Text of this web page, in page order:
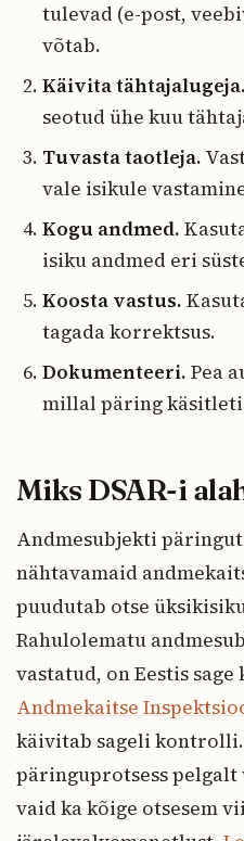
tulevad (e-post,
võtab.
Käivita tähtajalugeja.
seotud ühe kuu
Tuvasta taotleja.
vale isikule
Kogu andmed.
isiku andmed eri
Koosta vastus.
tagada korrektsus.
Dokumenteeri. Pea
millal päring
Miks DSAR-i
Andmesubjekti
nähtavamaid
puudutab otse
Rahulolematu
vastatud, on Eestis sage
Andmekaitse
käivitab sageli
päringuprotsess pelgalt
vaid ka kõige otsesem